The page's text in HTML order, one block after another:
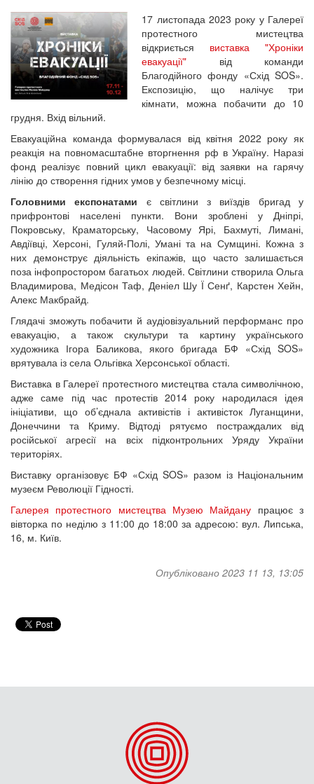
17 листопада 2023 року у Галереї
протестного мистецтва
відкриється виставка "Хроніки
евакуації" від команди
Благодійного фонду «Схід SOS».
Експозицію, що налічує три
кімнати, можна побачити до 10
грудня. Вхід вільний.
Евакуаційна команда формувалася від квітня 2022 року як
реакція на повномасштабне вторгнення рф в Україну. Наразі
фонд реалізує повний цикл евакуації: від заявки на гарячу
лінію до створення гідних умов у безпечному місці.
Головними експонатами є світлини з виїздів бригад у
прифронтові населені пункти. Вони зроблені у Дніпрі,
Покровську, Краматорську, Часовому Ярі, Бахмуті, Лимані,
Авдіївці, Херсоні, Гуляй-Полі, Умані та на Сумщині. Кожна з
них демонструє діяльність екіпажів, що часто залишається
поза інфопростором багатьох людей. Світлини створила Ольга
Владимирова, Медісон Таф, Деніел Шу Ї Сенґ, Карстен Хейн,
Алекс Макбрайд.
Глядачі зможуть побачити й аудіовізуальний перформанс про
евакуацію, а також скультури та картину українського
художника Ігора Баликова, якого бригада БФ «Схід SOS»
врятувала із села Ольгівка Херсонської області.
Виставка в Галереї протестного мистецтва стала символічною,
адже саме під час протестів 2014 року народилася ідея
ініціативи, що об’єднала активістів і активісток Луганщини,
Донеччини та Криму. Відтоді рятуємо постраждалих від
російської агресії на всіх підконтрольних Уряду України
територіях.
Виставку організовує БФ «Схід SOS» разом із Національним
музеєм Революції Гідності.
Галерея протестного мистецтва Музею Майдану працює з
вівторка по неділю з 11:00 до 18:00 за адресою: вул. Липська,
16, м. Київ.
Опубліковано 2023 11 13, 13:05